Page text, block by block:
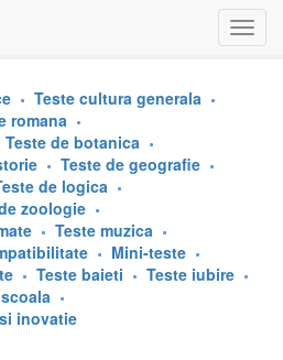
Teste cultura generala
romana
Teste de botanica
Teste de geografie
de logica
zoologie
Teste muzica
Mini-teste
Teste baieti
Teste iubire
inovatie